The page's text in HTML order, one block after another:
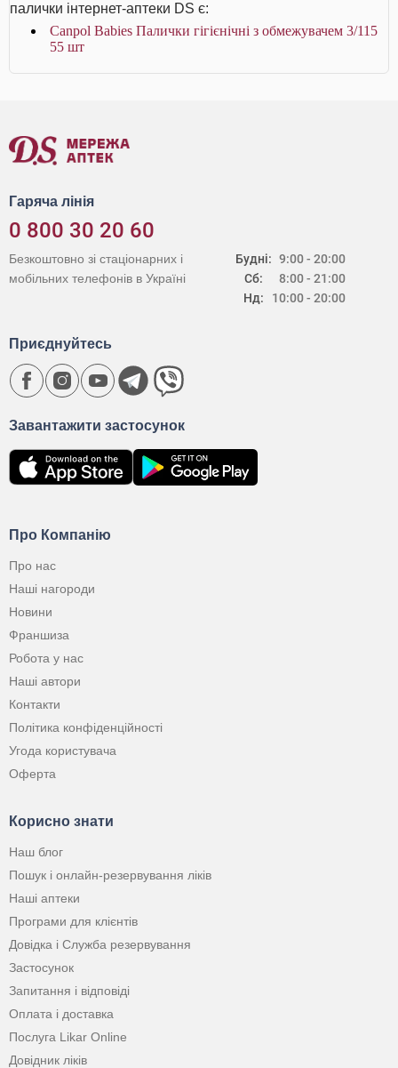
палички інтернет-аптеки DS є:
Canpol Babies Палички гігієнічні з обмежувачем 3/115
55 шт
Гаряча лінія
0 800 30 20 60
Будні:
Сб:
Нд:
9:00 - 20:00
8:00 - 21:00
10:00 - 20:00
Безкоштовно зі стаціонарних і
мобільних телефонів в Україні
Про Компанію
Про нас
Наші нагороди
Новини
Франшиза
Робота у нас
Наші автори
Контакти
Політика конфіденційності
Угода користувача
Оферта
Корисно знати
Наш блог
Пошук і онлайн-резервування ліків
Наші аптеки
Програми для клієнтів
Довідка і Служба резервування
Застосунок
Запитання і відповіді
Оплата і доставка
Послуга Likar Online
Довідник ліків
Завантажити застосунок
Приєднуйтесь